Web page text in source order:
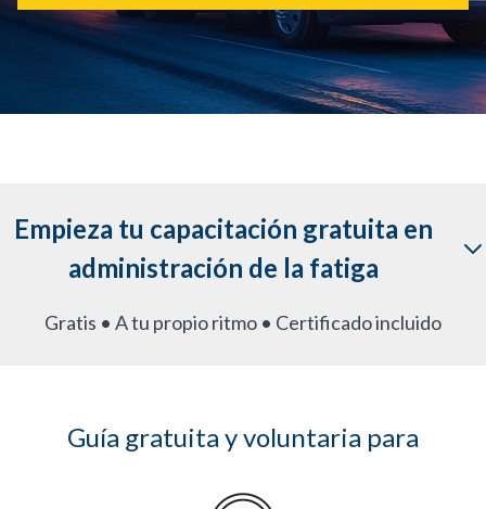
Empieza tu capacitación gratuita en
administración de la fatiga
Gratis • A tu propio ritmo • Certificado incluido
Guía gratuita y voluntaria para